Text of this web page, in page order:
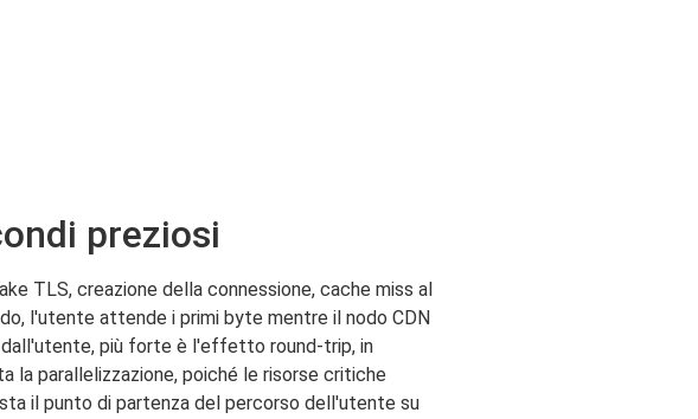
preziosi
TLS, creazione della connessione, cache miss al
l'utente attende i primi byte mentre il nodo CDN
più forte è l'effetto round-trip, in
la parallelizzazione, poiché le risorse critiche
il punto di partenza del percorso dell'utente su